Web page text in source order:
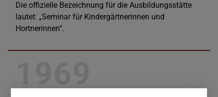
Die offizielle Bezeichnung für die Ausbildungsstätte
lautet: „Seminar für Kindergärtnerinnen und
Hortnerinnen“.